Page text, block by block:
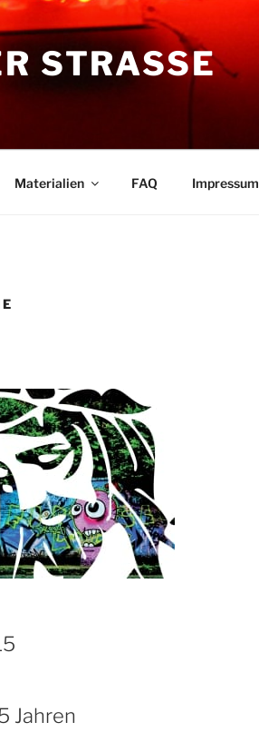
STRASSE
Materialien FAQ Impressum
Jahren